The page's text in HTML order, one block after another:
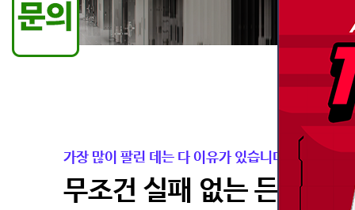
가장 많이 팔린 데는 다 이유가 있습니다.
무조건 실패 없는 든든한